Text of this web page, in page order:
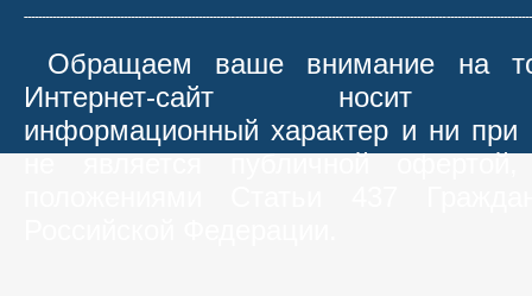
Обращаем ваше внимание на
Интернет-сайт носит
информационный характер и ни при
не является публичной офертой,